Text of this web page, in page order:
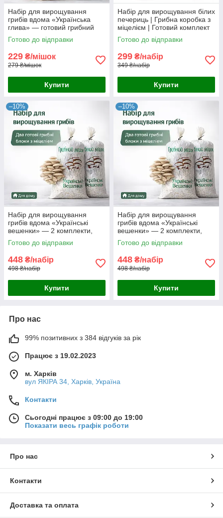
Набір для вирощування
грибів вдома «Українська
глива» — готовий грибний
блок із засіяним міцелієм (1
мішок)
Готово до відправки
229 ₴/мішок
279 ₴/мішок
Купити
Набір для вирощування білих
печериць | Грибна коробка з
міцелієм | Готовий комплект
Готово до відправки
299 ₴/набір
349 ₴/набір
Купити
–10%
Набір для вирощування
грибів вдома «Українські
вешенки» — 2 комплекти,
готовий подарунковий набір
із засіяним міцелієм
Готово до відправки
448 ₴/набір
498 ₴/набір
Купити
–10%
Набір для вирощування
грибів вдома «Українські
вешенки» — 2 комплекти,
готовий подвійний набір із
засіяним міцелієм
Готово до відправки
448 ₴/набір
498 ₴/набір
Купити
Про нас
99% позитивних з 384 відгуків за рік
Працює з 19.02.2023
м. Харків
вул ЯКІРА 34, Харків, Україна
Контакти
Сьогодні працює з 09:00 до 19:00
Показати весь графік роботи
Про нас
Контакти
Доставка та оплата